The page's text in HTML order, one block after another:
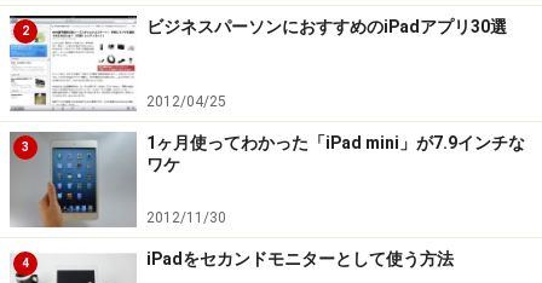
2 ビジネスパーソンにおすすめのiPadアプリ30選
2012/04/25
3
1ヶ月使ってわかった「iPad mini」が7.9インチな
ワケ
2012/11/30
4 iPadをセカンドモニターとして使う方法